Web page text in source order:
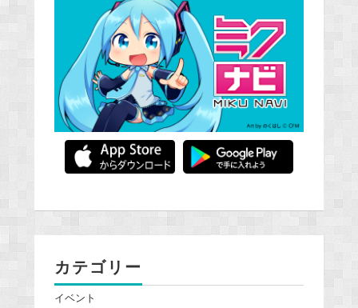
カテゴリー
イベント